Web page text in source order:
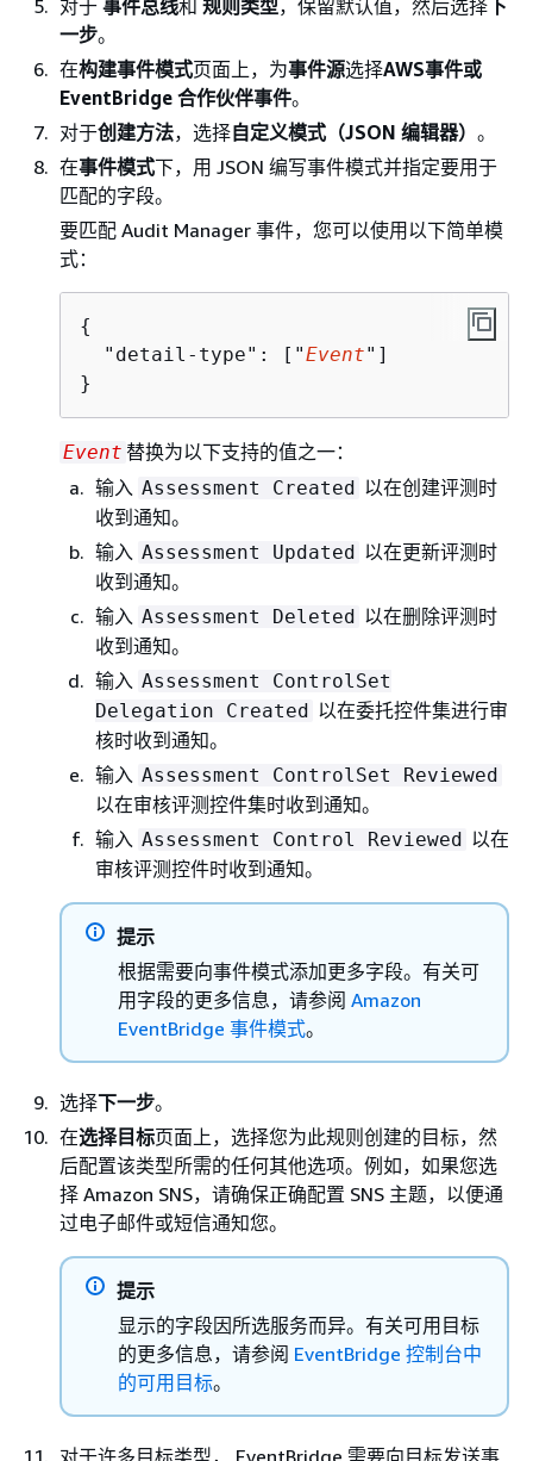
对于 事件总线和 规则类型，保留默认值，然后选择 下
一步。
在构建事件模式页面上，为事件源选择AWS事件或
EventBridge 合作伙伴事件。
对于创建方法，选择自定义模式（JSON 编辑器） 。
在事件模式下，用 JSON 编写事件模式并指定要用于
匹配的字段。
要匹配 Audit Manager 事件，您可以使用以下简单模
式：
{
  "detail-type": ["
Event"]
}
Event 替换为以下支持的值之一：
输入 Assessment Created 以在创建评测时
收到通知。
输入 Assessment Updated 以在更新评测时
收到通知。
输入 Assessment Deleted 以在删除评测时
收到通知。
输入 Assessment ControlSet
Delegation Created 以在委托控件集进行审
核时收到通知。
输入 Assessment ControlSet Reviewed
以在审核评测控件集时收到通知。
输入 Assessment Control Reviewed 以在
审核评测控件时收到通知。
提示
根据需要向事件模式添加更多字段。有关可
用字段的更多信息，请参阅 Amazon
EventBridge 事件模式。
选择下一步。
在选择目标页面上，选择您为此规则创建的目标，然
后配置该类型所需的任何其他选项。例如，如果您选
择 Amazon SNS，请确保正确配置 SNS 主题，以便通
过电子邮件或短信通知您。
提示
显示的字段因所选服务而异。有关可用目标
的更多信息，请参阅 EventBridge 控制台中
的可用目标。
对于许多目标类型， EventBridge 需要向目标发送事